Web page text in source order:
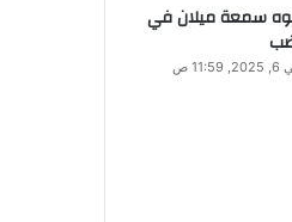
سمعة ميلان في
ص